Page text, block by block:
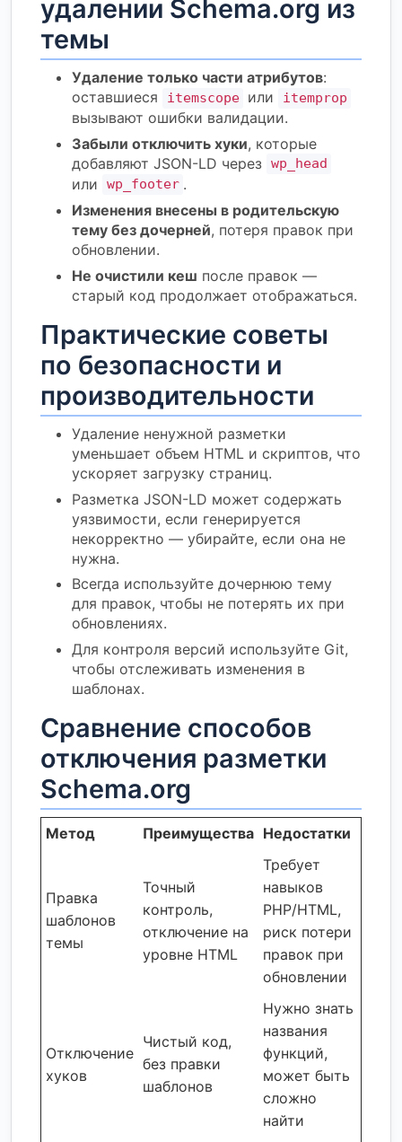
удалении Schema.org из
темы
Удаление только части атрибутов:
оставшиеся
itemscope или itemprop
вызывают ошибки валидации.
Забыли отключить хуки, которые
добавляют JSON-LD через wp_head
или wp_footer .
Изменения внесены в родительскую
тему без дочерней, потеря правок при
обновлении.
Не очистили кеш после правок —
старый код продолжает отображаться.
Практические советы
по безопасности и
производительности
Удаление ненужной разметки
уменьшает объем HTML и скриптов, что
ускоряет загрузку страниц.
Разметка JSON-LD может содержать
уязвимости, если генерируется
некорректно — убирайте, если она не
нужна.
Всегда используйте дочернюю тему
для правок, чтобы не потерять их при
обновлениях.
Для контроля версий используйте Git,
чтобы отслеживать изменения в
шаблонах.
Сравнение способов
отключения разметки
Schema.org
Метод Преимущества Недостатки
Правка
шаблонов
темы
Точный
контроль,
отключение на
уровне HTML
Требует
навыков
PHP/HTML,
риск потери
правок при
обновлении
Отключение
хуков
Чистый код,
без правки
шаблонов
Нужно знать
названия
функций,
может быть
сложно
найти